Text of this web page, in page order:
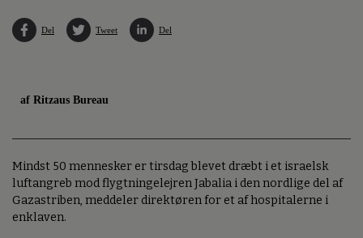
Del Tweet Del
af Ritzaus Bureau
Mindst 50 mennesker er tirsdag blevet dræbt i et israelsk
luftangreb mod flygtningelejren Jabalia i den nordlige del af
Gazastriben, meddeler direktøren for et af hospitalerne i
enklaven.